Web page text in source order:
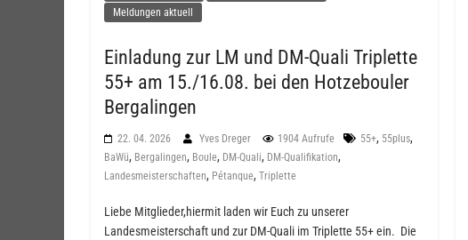
Meldungen aktuell
Einladung zur LM und DM-Quali Triplette
55+ am 15./16.08. bei den Hotzebouler
Bergalingen
22. 04. 2026 Yves Dreger 1904 Aufrufe 55+, 55plus,
BaWü, Bergalingen, Boule, DM-Quali, DM-Qualifikation,
Landesmeisterschaften, Pétanque, Triplette
Liebe Mitglieder,hiermit laden wir Euch zu unserer
Landesmeisterschaft und zur DM-Quali im Triplette 55+ ein. Die